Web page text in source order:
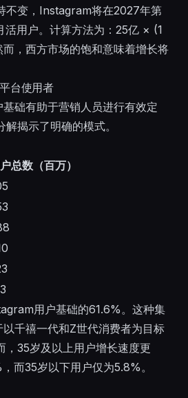
不变，Instagram将在2027年第
活用户。计算方法为：25亿 × (1
，西方市场的饱和意味着增长将
台使用者
础有助于营销人员进行有效定
揭示了明确的模式。
总数（百万）
用户基础的61.6%。这种集
千禧一代和Z世代消费者为目标
，35岁及以上用户增长速度更
而35岁以下用户仅为5.8%。